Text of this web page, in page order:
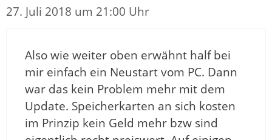
27. Juli 2018 um 21:00 Uhr
Also wie weiter oben erwähnt half bei
mir einfach ein Neustart vom PC. Dann
war das kein Problem mehr mit dem
Update. Speicherkarten an sich kosten
im Prinzip kein Geld mehr bzw sind